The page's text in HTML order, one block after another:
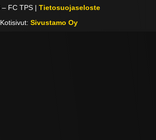
– FC TPS |Tietosuojaseloste
Kotisivut: Sivustamo Oy